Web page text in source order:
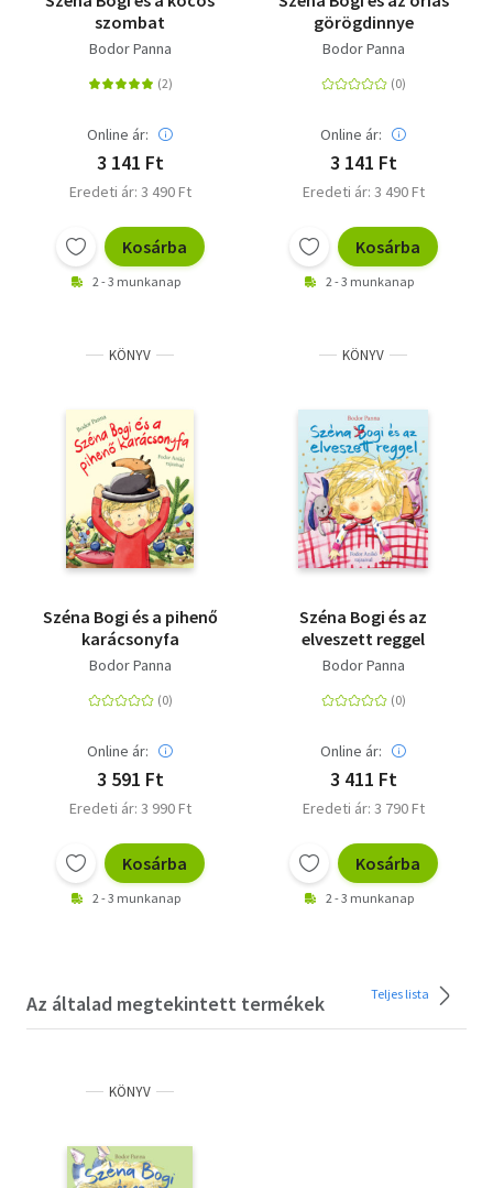
szombat
Bodor Panna
Online ár:
3 141 Ft
Eredeti ár: 3 490 Ft
Kosárba
2 - 3 munkanap
görögdinnye
Bodor Panna
Online ár:
3 141 Ft
Eredeti ár: 3 490 Ft
Kosárba
2 - 3 munkanap
KÖNYV
Széna Bogi és a pihenő
karácsonyfa
Bodor Panna
Online ár:
3 591 Ft
Eredeti ár: 3 990 Ft
Kosárba
2 - 3 munkanap
KÖNYV
Széna Bogi és az
elveszett reggel
Bodor Panna
Online ár:
3 411 Ft
Eredeti ár: 3 790 Ft
Kosárba
2 - 3 munkanap
Az általad megtekintett termékek Teljes lista
KÖNYV